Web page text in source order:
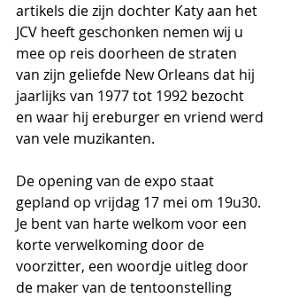
artikels die zijn dochter Katy aan het
JCV heeft geschonken nemen wij u
mee op reis doorheen de straten
van zijn geliefde New Orleans dat hij
jaarlijks van 1977 tot 1992 bezocht
en waar hij ereburger en vriend werd
van vele muzikanten.
De opening van de expo staat
gepland op vrijdag 17 mei om 19u30.
Je bent van harte welkom voor een
korte verwelkoming door de
voorzitter, een woordje uitleg door
de maker van de tentoonstelling